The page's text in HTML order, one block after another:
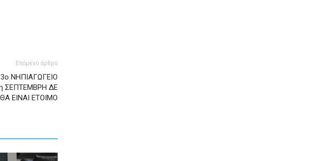
Επόμενο άρθρο
ΝΗΠΙΑΓΩΓΕΙΟ
ΣΕΠΤΕΜΒΡΗ ΔΕ
ΘΑ ΕΙΝΑΙ ΕΤΟΙΜΟ